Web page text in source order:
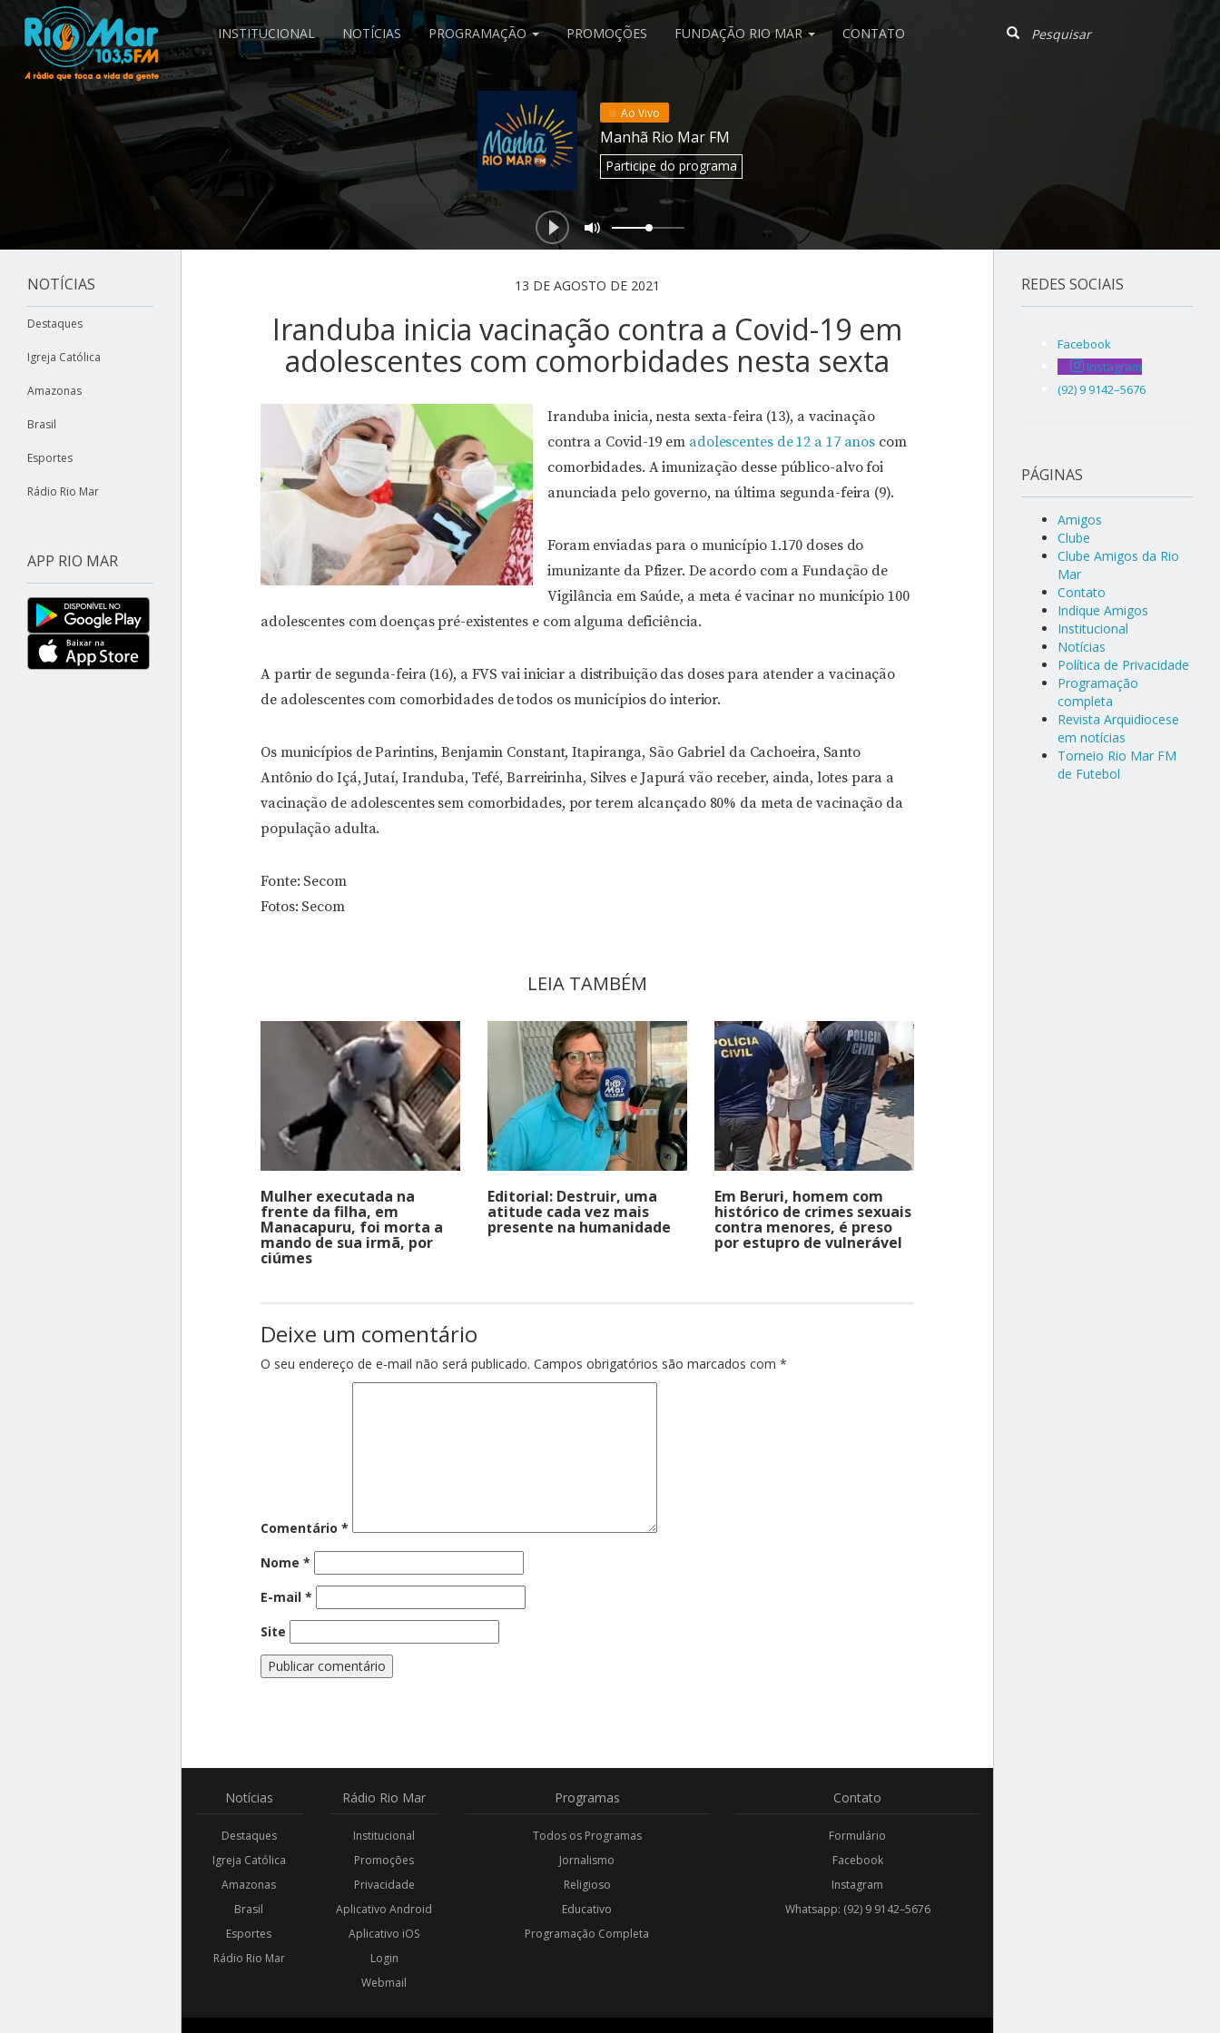
INSTITUCIONAL NOTÍCIAS PROGRAMAÇÃO PROMOÇÕES FUNDAÇÃO RIO MAR CONTATO
Ao Vivo
Manhã Rio Mar FM
Participedo programa
NOTÍCIAS
Destaques
Igreja Católica
Amazonas
Brasil
Esportes
Rádio Rio Mar
APP RIO MAR
13 DE AGOSTO DE 2021
Iranduba inicia vacinação contra a Covid-19 em
adolescentes com comorbidades nesta sexta
Iranduba inicia, nesta sexta-feira (13), a vacinação
contra a Covid-19 em adolescentes de 12 a 17 anos com
comorbidades. A imunização desse público-alvo foi
anunciada pelo governo, na última segunda-feira (9).
Foram enviadas para o município 1.170 doses do
imunizante da Pfizer. De acordo com a Fundação de
Vigilância em Saúde, a meta é vacinar no município 100
adolescentes com doenças pré-existentes e com alguma deficiência.
A partir de segunda-feira (16), a FVS vai iniciar a distribuição das doses para atender a vacinação
de adolescentes com comorbidades de todos os municípios do interior.
Os municípios de Parintins, Benjamin Constant, Itapiranga, São Gabriel da Cachoeira, Santo
Antônio do Içá, Jutaí, Iranduba, Tefé, Barreirinha, Silves e Japurá vão receber, ainda, lotes para a
vacinação de adolescentes sem comorbidades, por terem alcançado 80% da meta de vacinação da
população adulta.
Fonte: Secom
Fotos: Secom
LEIA TAMBÉM
Mulher executada na
frente da filha, em
Manacapuru, foi morta a
mando de sua irmã, por
ciúmes
Editorial: Destruir, uma
atitude cada vez mais
presente na humanidade
Em Beruri, homem com
histórico de crimes sexuais
contra menores, é preso
por estupro de vulnerável
Deixe um comentário
O seu endereço de e-mail não será publicado. Campos obrigatórios são marcados com *
Comentário *
Nome *
E-mail *
Site
Notícias
Destaques
Igreja Católica
Amazonas
Brasil
Esportes
Rádio Rio Mar
Rádio Rio Mar
Institucional
Promoções
Privacidade
Aplicativo Android
Aplicativo iOS
Login
Webmail
Programas
Todos os Programas
Jornalismo
Religioso
Educativo
Programação Completa
Contato
Formulário
Facebook
Instagram
Whatsapp: (92) 9 9142–5676
REDES SOCIAIS
Facebook
Instagram
(92) 9 9142–5676
PÁGINAS
Amigos
Clube
Clube Amigos da Rio
Mar
Contato
Indique Amigos
Institucional
Notícias
Política de Privacidade
Programação
completa
Revista Arquidiocese
em notícias
Torneio Rio Mar FM
de Futebol